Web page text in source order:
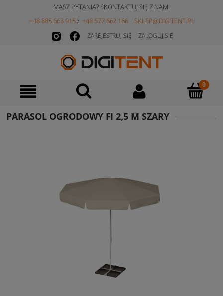
MASZ PYTANIA? SKONTAKTUJ SIĘ Z NAMI
+48 885 663 915/ +48 577 662 166 SKLEP@DIGITENT.PL
ZAREJESTRUJ SIĘ ZALOGUJ SIĘ
PARASOL OGRODOWY FI 2,5 M SZARY